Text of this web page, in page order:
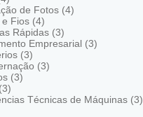
de Fotos (4)
e Fios (4)
Rápidas (3)
Empresarial (3)
(3)
(3)
(3)
Técnicas de Máquinas (3)